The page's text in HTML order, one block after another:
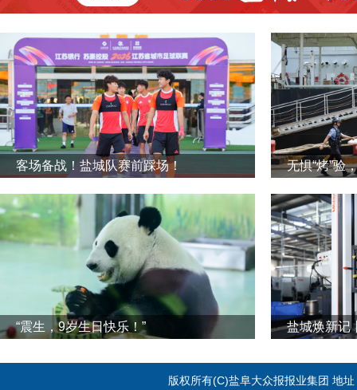
客场备战！盐城队赛前踩场！ 无惧“烤”验
“震生，9岁生日快乐！”
版权所有(C)盐阜大众报报业集团 地